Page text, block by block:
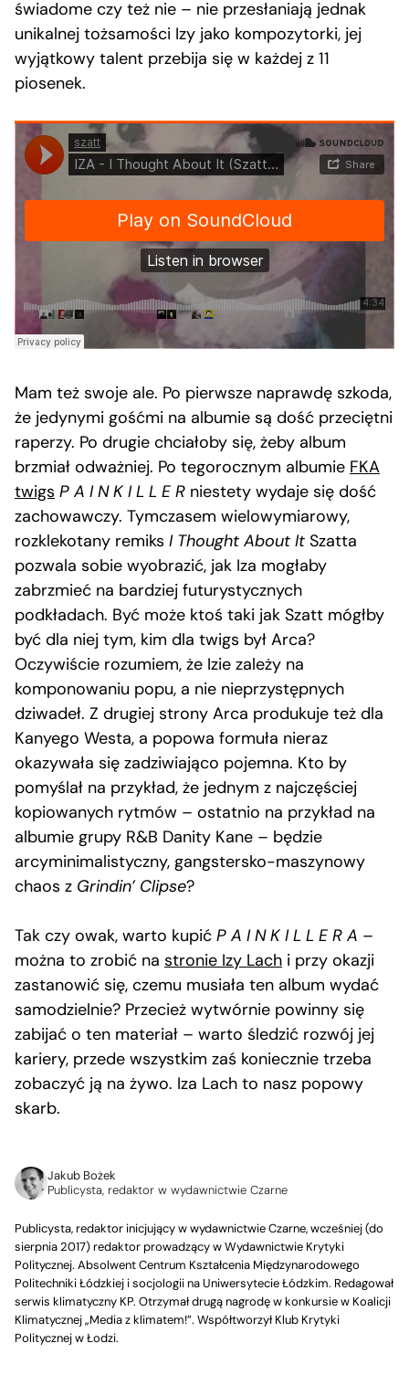
świadome czy też nie – nie przesłaniają jednak
unikalnej tożsamości Izy jako kompozytorki, jej
wyjątkowy talent przebija się w każdej z 11
piosenek.
Mam też swoje ale. Po pierwsze naprawdę szkoda,
że jedynymi gośćmi na albumie są dość przeciętni
raperzy. Po drugie chciałoby się, żeby album
brzmiał odważniej. Po tegorocznym albumie FKA
twigs P A I N K I L L E R niestety wydaje się dość
zachowawczy. Tymczasem wielowymiarowy,
rozklekotany remiks I Thought About It Szatta
pozwala sobie wyobrazić, jak Iza mogłaby
zabrzmieć na bardziej futurystycznych
podkładach. Być może ktoś taki jak Szatt mógłby
być dla niej tym, kim dla twigs był Arca?
Oczywiście rozumiem, że Izie zależy na
komponowaniu popu, a nie nieprzystępnych
dziwadeł. Z drugiej strony Arca produkuje też dla
Kanyego Westa, a popowa formuła nieraz
okazywała się zadziwiająco pojemna. Kto by
pomyślał na przykład, że jednym z najczęściej
kopiowanych rytmów – ostatnio na przykład na
albumie grupy R&B Danity Kane – będzie
arcyminimalistyczny, gangstersko-maszynowy
chaos z Grindin’ Clipse?
Tak czy owak, warto kupić P A I N K I L L E R A –
można to zrobić na stronie Izy Lach i przy okazji
zastanowić się, czemu musiała ten album wydać
samodzielnie? Przecież wytwórnie powinny się
zabijać o ten materiał – warto śledzić rozwój jej
kariery, przede wszystkim zaś koniecznie trzeba
zobaczyć ją na żywo. Iza Lach to nasz popowy
skarb.
Jakub Bożek
Publicysta, redaktor w wydawnictwie Czarne
Publicysta, redaktor inicjujący w wydawnictwie Czarne, wcześniej (do
sierpnia 2017) redaktor prowadzący w Wydawnictwie Krytyki
Politycznej. Absolwent Centrum Kształcenia Międzynarodowego
Politechniki Łódzkiej i socjologii na Uniwersytecie Łódzkim. Redagował
serwis klimatyczny KP. Otrzymał drugą nagrodę w konkursie w Koalicji
Klimatycznej „Media z klimatem!”. Współtworzył Klub Krytyki
Politycznej w Łodzi.